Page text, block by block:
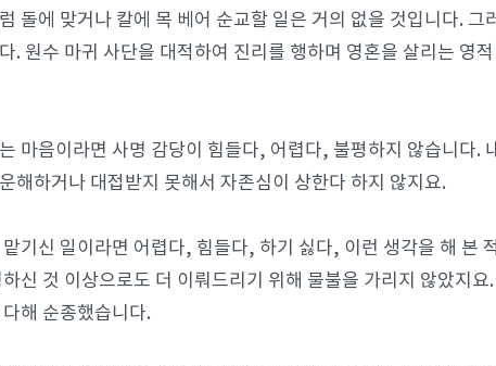
돌에 맞거나 칼에 목 베어 순교할 일은 거의 없을 것입니다. 그
. 원수 마귀 사단을 대적하여 진리를 행하며 영혼을 살리는 영
마음이라면 사명 감당이 힘들다, 어렵다, 불평하지 않습니다.
해하거나 대접받지 못해서 자존심이 상한다 하지 않지요.
기신 일이라면 어렵다, 힘들다, 하기 싫다, 이런 생각을 해 본
신 것 이상으로도 더 이뤄드리기 위해 물불을 가리지 않았지
해 순종했습니다.